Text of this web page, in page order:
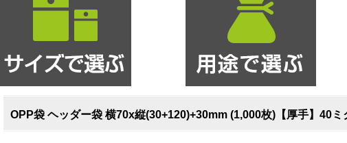
OPP袋 ヘッダー袋 横70x縦(30+120)+30mm (1,000枚)【厚手】40